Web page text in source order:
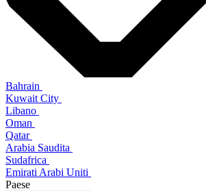
Bahrain
Kuwait City
Libano
Oman
Qatar
Arabia Saudita
Sudafrica
Emirati Arabi Uniti
Paese